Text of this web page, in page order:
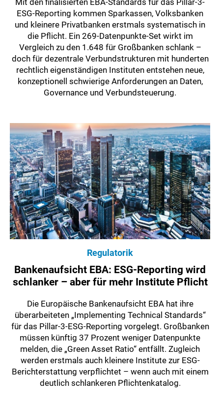
Mit den finalisierten EBA-Standards für das Pillar-3-
ESG-Reporting kommen Sparkassen, Volksbanken
und kleinere Privatbanken erstmals systematisch in
die Pflicht. Ein 269-Datenpunkte-Set wirkt im
Vergleich zu den 1.648 für Großbanken schlank –
doch für dezentrale Verbundstrukturen mit hunderten
rechtlich eigenständigen Instituten entstehen neue,
konzeptionell schwierige Anforderungen an Daten,
Governance und Verbundsteuerung.
Regulatorik
Bankenaufsicht EBA: ESG-Reporting wird
schlanker – aber für mehr Institute Pflicht
Die Europäische Bankenaufsicht EBA hat ihre
überarbeiteten „Implementing Technical Standards“
für das Pillar-3-ESG-Reporting vorgelegt. Großbanken
müssen künftig 37 Prozent weniger Datenpunkte
melden, die „Green Asset Ratio“ entfällt. Zugleich
werden erstmals auch kleinere Institute zur ESG-
Berichterstattung verpflichtet – wenn auch mit einem
deutlich schlankeren Pflichtenkatalog.